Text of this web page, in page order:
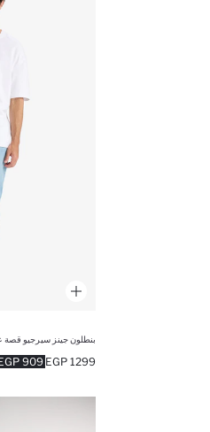
بنطلون جينز سيرجيو قصة
909 EGP 1299 EGP